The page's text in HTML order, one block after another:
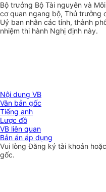
Bộ trưởng Bộ Tài nguyên và
cơ quan ngang bộ, Thủ trưởng
Uỷ ban nhân các tỉnh, thành
nhiệm thi hành Nghị định này.
Nội dung VB
Văn bản gốc
Tiếng anh
Lược đồ
VB liên quan
Bản án áp dụng
Vui lòngĐăng ký tài khoản hoặc
gốc.